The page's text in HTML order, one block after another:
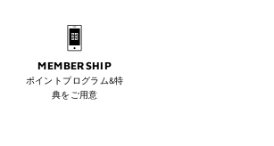
MEMBERSHIP
ポイントプログラム&特
典をご用意